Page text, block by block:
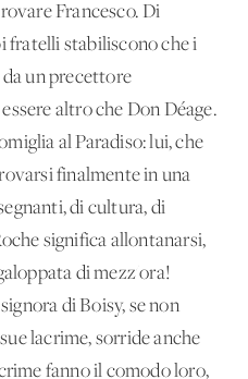
Francesco. Di
fratelli stabiliscono che i
un precettore
altro che Don Déage.
al Paradiso: lui, che
finalmente in una
di cultura, di
significa allontanarsi,
di mezz'ora!
di Boisy, se non
lacrime, sorride anche
fanno il comodo loro,